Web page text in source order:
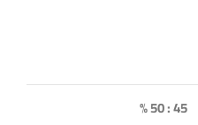
45 : 50 %